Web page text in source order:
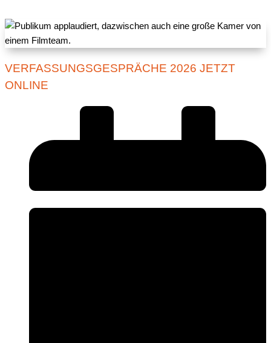
VERFASSUNGSGESPRÄCHE 2026 JETZT
ONLINE